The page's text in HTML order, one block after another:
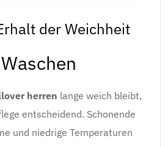
der Weichheit
herren lange weich bleibt,
entscheidend. Schonende
und niedrige Temperaturen